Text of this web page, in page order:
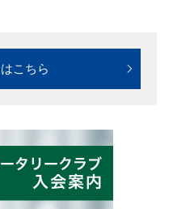
こちら